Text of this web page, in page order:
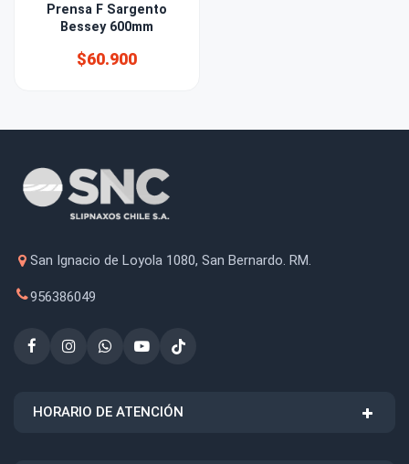
Prensa F Sargento
Bessey 600mm
$60.900
San Ignacio de Loyola 1080, San Bernardo. RM.
956386049
HORARIO DE ATENCIÓN